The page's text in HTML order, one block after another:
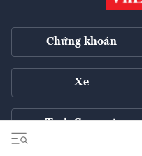
Chứng khoán
Xe
Tech Connect